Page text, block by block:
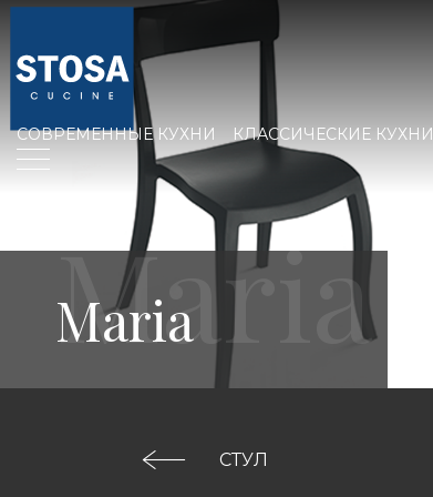
СОВРЕМЕННЫЕ КУХНИ КЛАССИЧЕСКИЕ КУХНИ
Maria
СТУЛ